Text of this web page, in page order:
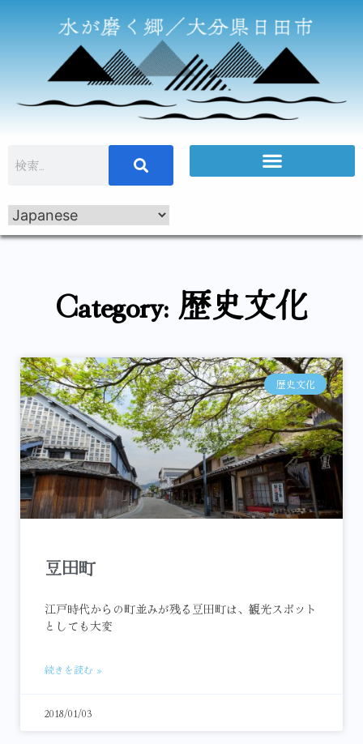
Category: 歴史文化
歴史文化
豆田町
江戸時代からの町並みが残る豆田町は、観光スポット
としても大変
続きを読む »
2018/01/03